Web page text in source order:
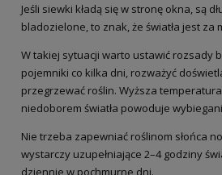
Jeśli siewki kładą się w stronę okna, są
bladozielone, to znak, że światła jest za
W takiej sytuacji warto ustawić rozsady
pojemniki co kilka dni, rozważyć
przegrzewać roślin. Wyższa temperatura
niedoborem światła powoduje
Nie trzeba zapewniać roślinom słońca
wystarczy uzupełniające 2–4 godziny
dziennie w pochmurne dni.